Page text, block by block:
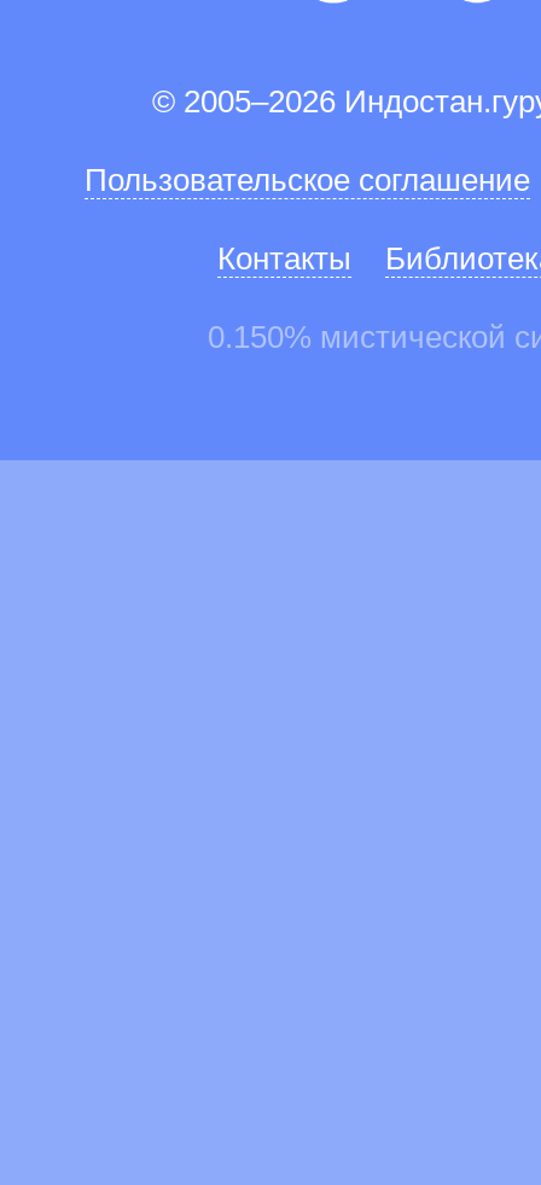
© 2005–2026
Пользовательское соглашение
Контакты
0.150% мистической